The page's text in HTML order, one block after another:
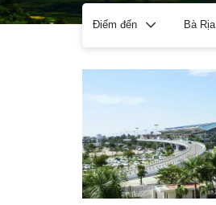
Điểm đến Bà Rịa